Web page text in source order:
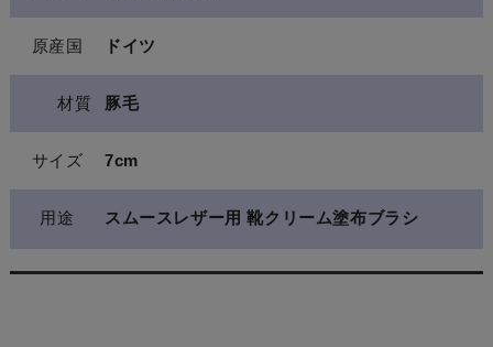
原産国 ドイツ
材質 豚毛
サイズ 7cm
用途 スムースレザー用 靴クリーム塗布ブラシ